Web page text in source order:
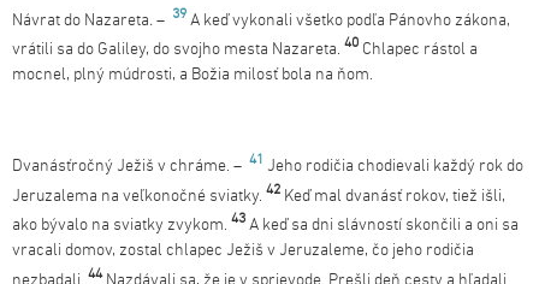
Návrat do Nazareta.– 39 A keď vykonali všetko podľa Pánovho zákona,
vrátili sa do Galiley, do svojho mesta Nazareta. 40 Chlapec rástol a
mocnel, plný múdrosti, a Božia milosť bola na ňom.
Dvanásťročný Ježiš v chráme. – 41 Jeho rodičia chodievali každý rok do
Jeruzalema na veľkonočné sviatky. 42 Keď mal dvanásť rokov, tiež išli,
ako bývalo na sviatky zvykom. 43 A keď sa dni slávností skončili a oni sa
vracali domov, zostal chlapec Ježiš v Jeruzaleme, čo jeho rodičia
44